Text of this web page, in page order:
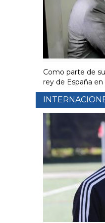
Como parte de
rey de España